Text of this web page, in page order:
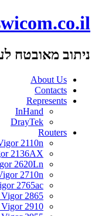
ניתוב מאובטח
About Us
Contacts
Represents
InHand
DrayTek
Routers
2110n
2136AX
2620Ln
2710n
2765ac
2865
2910